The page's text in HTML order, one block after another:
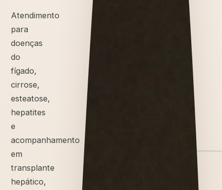
Atendimento
para
doenças
do
fígado,
cirrose,
esteatose,
hepatites
e
acompanhamento
em
transplante
hepático,